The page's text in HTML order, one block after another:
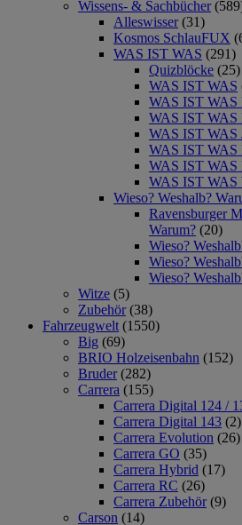
Wissens- & Sachbücher
Alleswisser (31)
Kosmos SchlauFUX
WAS IST WAS (291)
Quizblöcke (25)
WAS IST WAS
WAS IST WAS
WAS IST WAS
WAS IST WAS
WAS IST WAS
WAS IST WAS
WAS IST WAS
Wieso? Weshalb?
Ravensburger
Warum? (20)
Wieso?
Wieso?
Wieso?
Witze (5)
Zubehör (38)
Fahrzeugwelt (1550)
Big (69)
BRIO Holzeisenbahn (152)
Bruder (282)
Carrera (155)
Carrera Digital 124 /
Carrera Digital 143 (2)
Carrera Evolution (26)
Carrera GO (35)
Carrera Hybrid (17)
Carrera RC (26)
Carrera Zubehör (9)
Carson (14)